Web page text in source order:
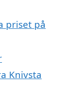
priset på
Knivsta